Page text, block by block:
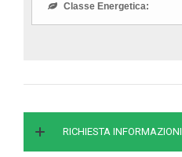
Classe Energetica:
RICHIESTA INFORMAZIONI